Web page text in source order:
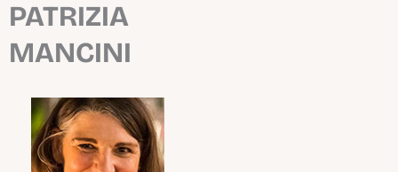
PATRIZIA
MANCINI